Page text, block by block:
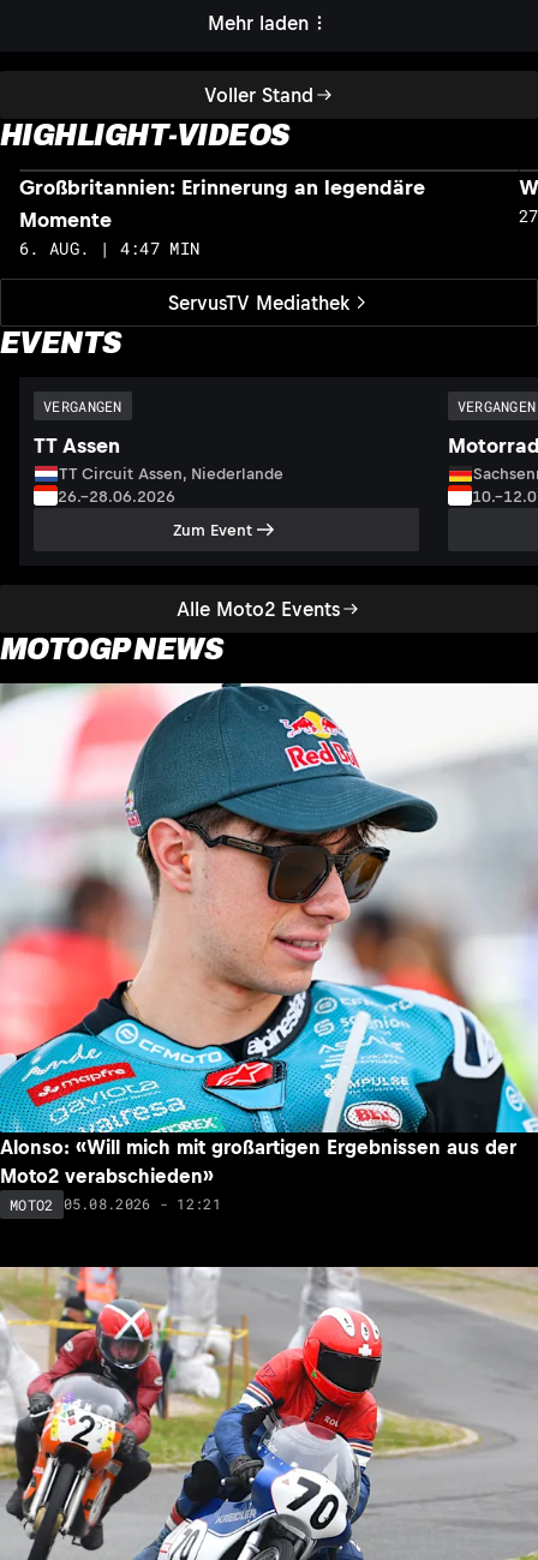
Voller Stand
Mehr laden
HIGHLIGHT-VIDEOS
ServusTV Mediathek
Großbritannien: Erinnerung an legendäre
Momente
6. AUG. | 4:47 MIN
EVENTS
Alle Moto2 Events
VERGANGEN
TT Assen
TT Circuit Assen, Niederlande
26.–28.06.2026
Zum Event
VERGANGEN
MOTOGP NEWS
Alonso: «Will mich mit großartigen Ergebnissen aus der
Moto2 verabschieden»
MOTO2 05.08.2026 - 12:21